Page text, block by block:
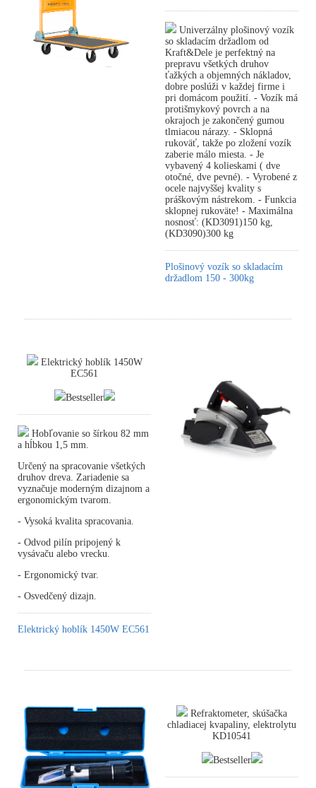
Univerzálny plošinový vozík
so skladacím držadlom od
Kraft&Dele je perfektný na
prepravu všetkých druhov
ťažkých a objemných nákladov,
dobre poslúži v každej firme i
pri domácom použití. - Vozík má
protišmykový povrch a na
okrajoch je zakončený gumou
tlmiacou nárazy. - Sklopná
rukoväť, takže po zložení vozík
zaberie málo miesta. - Je
vybavený 4 kolieskami ( dve
otočné, dve pevné). - Vyrobené z
ocele najvyššej kvality s
práškovým nástrekom. - Funkcia
sklopnej rukoväte! - Maximálna
nosnosť: (KD3091)150 kg,
(KD3090)300 kg
Plošinový vozík so skladacím
držadlom 150 - 300kg
Elektrický hoblík 1450W
EC561
Bestseller
Hobľovanie so šírkou 82 mm
a hĺbkou 1,5 mm.
Určený na spracovanie všetkých
druhov dreva. Zariadenie sa
vyznačuje moderným dizajnom a
ergonomickým tvarom.
- Vysoká kvalita spracovania.
- Odvod pilín pripojený k
vysávaču alebo vrecku.
- Ergonomický tvar.
- Osvedčený dizajn.
Elektrický hoblík 1450W EC561
Refraktometer, skúšačka
chladiacej kvapaliny, elektrolytu
KD10541
Bestseller